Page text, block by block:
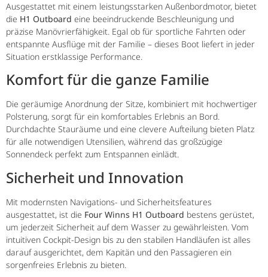
Ausgestattet mit einem leistungsstarken Außenbordmotor, bietet
die H1 Outboard eine beeindruckende Beschleunigung und
präzise Manövrierfähigkeit. Egal ob für sportliche Fahrten oder
entspannte Ausflüge mit der Familie – dieses Boot liefert in jeder
Situation erstklassige Performance.
Komfort für die ganze Familie
Die geräumige Anordnung der Sitze, kombiniert mit hochwertiger
Polsterung, sorgt für ein komfortables Erlebnis an Bord.
Durchdachte Stauräume und eine clevere Aufteilung bieten Platz
für alle notwendigen Utensilien, während das großzügige
Sonnendeck perfekt zum Entspannen einlädt.
Sicherheit und Innovation
Mit modernsten Navigations- und Sicherheitsfeatures
ausgestattet, ist die Four Winns H1 Outboard bestens gerüstet,
um jederzeit Sicherheit auf dem Wasser zu gewährleisten. Vom
intuitiven Cockpit-Design bis zu den stabilen Handläufen ist alles
darauf ausgerichtet, dem Kapitän und den Passagieren ein
sorgenfreies Erlebnis zu bieten.